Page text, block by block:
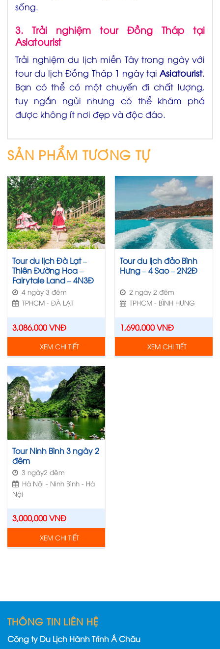
sống.
3. Trải nghiệm tour Đồng Tháp tại
Asiatourist
Trải nghiệm du lịch miền Tây trong ngày với
tour du lịch Đồng Tháp 1 ngày tại Asiatourist.
Bạn có thể có một chuyến đi chất lượng,
tuy ngắn ngủi nhưng có thể khám phá
được không ít nơi đẹp và độc đáo.
SẢN PHẨM TƯƠNG TỰ
Tour du lịch Đà Lạt –
Thiên Đường Hoa –
Fairytale Land – 4N3Đ
Nổi bật
4 ngày 3 đêm
TPHCM - ĐÀ LẠT
3,086,000VNĐ
XEM CHI TIẾT
Tour du lịch đảo Bình
Hưng – 4 Sao – 2N2Đ
Nổi bật
2 ngày 2 đêm
TPHCM - BÌNH HƯNG
1,690,000VNĐ
XEM CHI TIẾT
Tour Ninh Bình 3 ngày 2
đêm
Nổi bật
3 ngày2 đêm
Hà Nội - Ninh Bình - Hà
Nội
3,000,000VNĐ
XEM CHI TIẾT
THÔNG TIN LIÊN HỆ
Công ty Du Lịch Hành Trình Á Châu